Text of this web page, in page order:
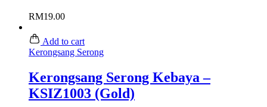
RM19.00
Add to cart
Kerongsang Serong
Kerongsang Serong Kebaya –
KSIZ1003 (Gold)